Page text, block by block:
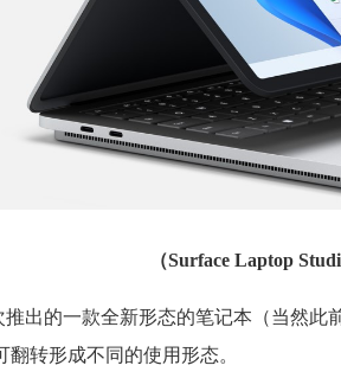
（Surface Laptop
推出的一款全新形态的笔记本（当然
翻转形成不同的使用形态。